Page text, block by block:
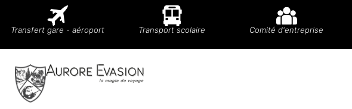
Transfert gare - aéroport Transport scolaire Comité d'entreprise